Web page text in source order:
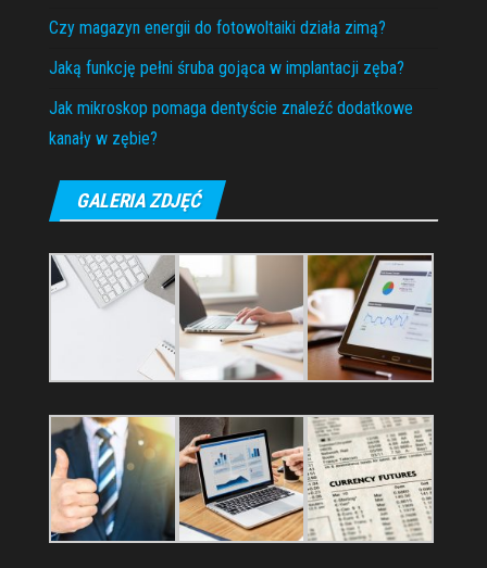
Czy magazyn energii do fotowoltaiki działa zimą?
Jaką funkcję pełni śruba gojąca w implantacji zęba?
Jak mikroskop pomaga dentyście znaleźć dodatkowe
kanały w zębie?
GALERIA ZDJĘĆ